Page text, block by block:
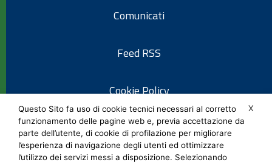
Comunicati
Feed RSS
Cookie Policy
Informativa privacy
X
Questo Sito fa uso di cookie tecnici necessari al corretto
funzionamento delle pagine web e, previa accettazione da
parte dell’utente, di cookie di profilazione per migliorare
l’esperienza di navigazione degli utenti ed ottimizzare
l’utilizzo dei servizi messi a disposizione. Selezionando